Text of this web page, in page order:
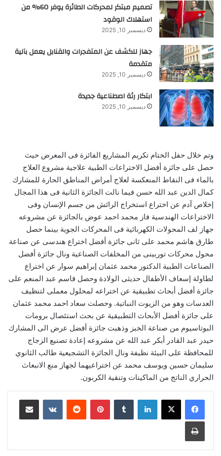
تصميم مبتكر لمحركات الطائرة يوفر 60% من
استهلاك الوقود
ديسمبر 10, 2025
جهاز للكشف عن المتفجرات والقنابل يعمل بآلية
متقدمة
ديسمبر 10, 2025
ابتكار رئة اصطناعية جديدة
ديسمبر 10, 2025
وتم خلال حفل الختام تكريم المشاريع الفائزة فى المعرض حيث
حصل على جائزة أفضل الاختراعات الطبية علاجية مشروع العلاج
بالماء فى النقاط المنعكسة لعلاج أمراض المناطق الحارة للمشارك
كمال الدين عبد الله حسن فيما نالت الجائزة الثانية فى هذا المجال
إخلاص آدم عن اختراع استخراج الرائش من جسم الإنسان وفى
الاختراعات الهندسية فاز محمد احمد عوض بالجائزة عن مشروعه
جهاز لف المحولات الكهربائية فى المحركات الجوية بينما حصل
طارق هاشم محمد على ثانى جائزة أفضل اختراع هندسى عن صناعة
محول محركات توربينى من المخلفات الصناعية ونال جائزة أفضل
الصناعات الطبية الدكتور محمد عثمان إبراهيم سوار عن اختراع
لطاولة إسعاف الأطفال حديثى الولادة وحصل قاسم عبد المنعم على
جائزة أفضل أبحاث تطبيقية عن اختراعه لمحلول معملى لتنظيف
العدسات وهو من الزيوت النباتية. وحصلت سعاد احمد محمد عثمان
على جائزة أفضل الأبحاث التطبيقية عن بحث استئصال برومات
البوتاسيوم من صناعة الخبز وذهبت جائزة أفضل عرض الى المشارك
حيدر عبد القادر أبكر عبد الله عن مشروعه إعادة تصنيع الزجاج
للمحافظة على البيئة نظيفة ونال الجائزة التشجيعية طالب الثانوي
سليمان حسين ويوسف محمد عن اختراعيهما لجهاز منع الانبعاث
الحراري الناتج من الماكينات وتنقية الكربون.
لينكدإن بينتيريست